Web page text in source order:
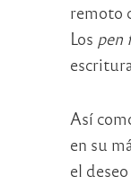
remoto
Los pen
Así
en su
el